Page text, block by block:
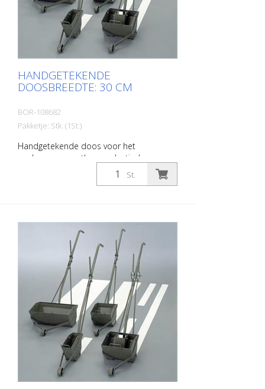
HANDGETEKENDE
DOOSBREEDTE: 30 CM
BOR-108682
Pakketje: Stk. (1St.)
Handgetekende doos voor het
aanbrengen van thermoplastische en
koude kunststof materialen. Breedte: 30
St.